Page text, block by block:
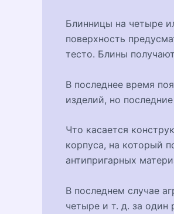
Блинницы на четыре
поверхность
тесто. Блины
В последнее время
изделий, но
Что касается
корпуса, на который
антипригарных
В последнем случае
четыре и т. д. за один